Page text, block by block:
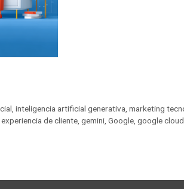
,inteligencia artificial generativa ,marketing
,experiencia de cliente ,gemini ,Google ,google cloud